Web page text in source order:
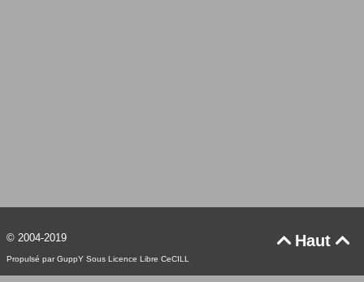
Haut 
© 2004-2019
Propulsé par GuppY Sous Licence Libre CeCILL